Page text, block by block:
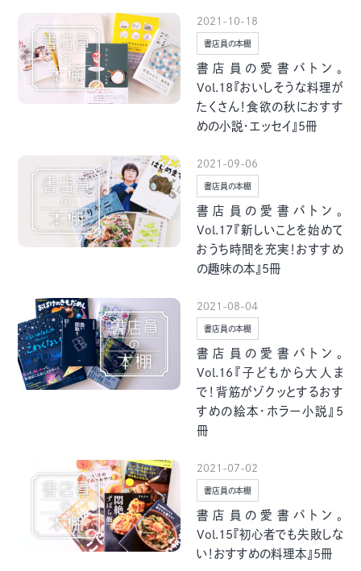
さんぽ
グルメ・まち イベント
スタッフ紹介
お問い合わせ
検索する
CLOSE
2021-10-18
書店員の本棚
書店員の愛書バトン。
Vol.18『おいしそうな料理が
たくさん！食欲の秋におすす
めの小説・エッセイ』5冊
2021-09-06
書店員の本棚
書店員の愛書バトン。
Vol.17『新しいことを始めて
おうち時間を充実！おすすめ
の趣味の本』5冊
2021-08-04
書店員の本棚
書店員の愛書バトン。
Vol.16『子どもから大人ま
で！背筋がゾクッとするおす
すめの絵本・ホラー小説』5
冊
2021-07-02
書店員の本棚
書店員の愛書バトン。
Vol.15『初心者でも失敗しな
い！おすすめの料理本』5冊